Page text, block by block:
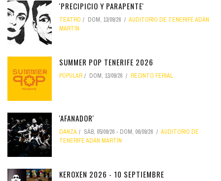
'PRECIPICIO Y PARAPENTE'
TEATRO DOM, 13/09/26
AUDITORIO DE TENERIFE ADÁN
MARTÍN
SUMMER POP TENERIFE 2026
POPULAR DOM, 13/09/26 RECINTO FERIAL
'AFANADOR'
DANZA SÁB, 05/09/26 - DOM, 06/09/26
AUDITORIO DE
TENERIFE ADÁN MARTÍN
KEROXEN 2026 - 10 SEPTIEMBRE